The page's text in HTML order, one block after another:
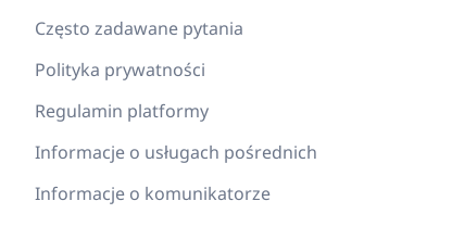
Często zadawane pytania
Polityka prywatności
Regulamin platformy
Informacje o usługach pośrednich
Informacje o komunikatorze